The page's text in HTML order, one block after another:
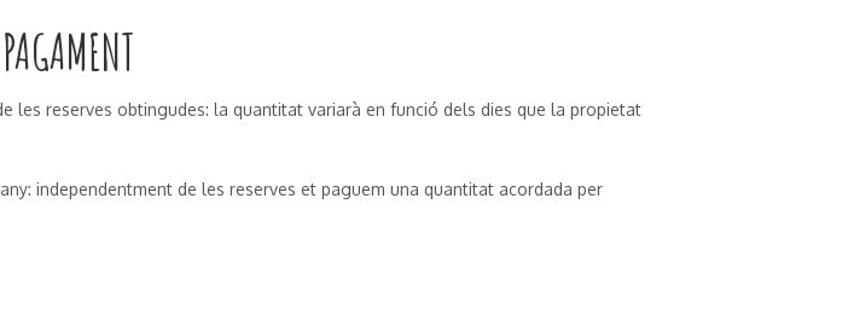
les reserves obtingudes: la quantitat variarà en funció dels dies que la propietat
independentment de les reserves et paguem una quantitat acordada per